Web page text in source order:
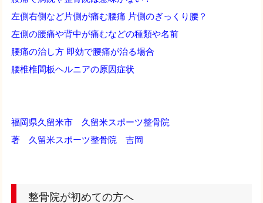
左側右側など片側が痛む腰痛 片側のぎっくり腰？
左側の腰痛や背中が痛むなどの種類や名前
腰痛の治し方 即効で腰痛が治る場合
腰椎椎間板ヘルニアの原因症状
福岡県久留米市 久留米スポーツ整骨院
著 久留米スポーツ整骨院 吉岡
整骨院が初めての方へ